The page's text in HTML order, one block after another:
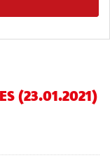
(23.01.2021)